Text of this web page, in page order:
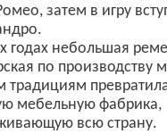
затем в игру
годах небольшая
по производству
традициям
мебельную фабрика,
всю страну.